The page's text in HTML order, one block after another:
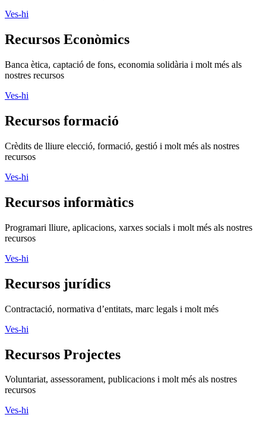
Ves-hi
Recursos Econòmics
Banca ètica, captació de fons, economia solidària i molt més als
nostres recursos
Ves-hi
Recursos formació
Crèdits de lliure elecció, formació, gestió i molt més als nostres
recursos
Ves-hi
Recursos informàtics
Programari lliure, aplicacions, xarxes socials i molt més als nostres
recursos
Ves-hi
Recursos jurídics
Contractació, normativa d’entitats, marc legals i molt més
Ves-hi
Recursos Projectes
Voluntariat, assessorament, publicacions i molt més als nostres
recursos
Ves-hi